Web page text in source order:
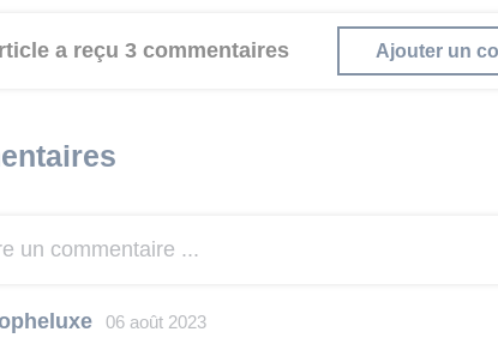
a reçu 3 commentaires Ajouter un
un commentaire ...
06 août 2023